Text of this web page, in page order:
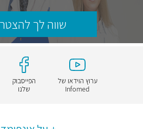
שווה לך
ערוץ הוידאו של
Infomed
הפייסבוק
שלנו